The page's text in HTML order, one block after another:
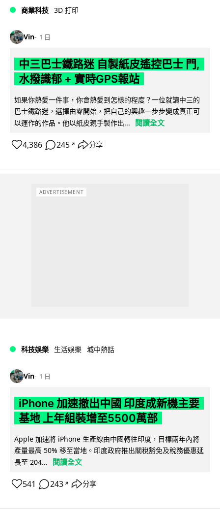
商業科技 3D 打印
Vin 1 日
中三巴士鐵路迷 自製紙皮遙控巴士 門,
水撥識郁 + 實時GPS報站
如果你熱愛一件事，你會熱愛到怎樣的程度？一位就讀中三的
巴士鐵路迷，選擇由零開始，把自己的興趣一步步變成真正可
以運作的作品。他以紙皮親手製作出...
閱讀全文
4,386 245 ↗ 分享
ADVERTISEMENT
科技娛樂 生活娛樂 城中熱話
Vin 1 日
iPhone 加速撤出中國 印度成新機主要
基地 上年組裝增至5500萬部
Apple 加速將 iPhone 生產線由中國轉往印度，目標兩年內將
產量最高 50% 移至當地。印度政府推出關稅豁免及稅務優惠延
長至 204...
閱讀全文
541 243 ↗ 分享